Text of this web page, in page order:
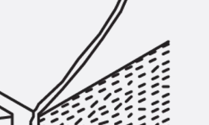
PENTAFLEX® Transwand
PENTAFLEX® Futterrohr
PENTAFLEX®
PENTAFLEX® Bodenablauf
Rohrdurchführungen Zubehör
Quellbänder
Zurück Quellbänder